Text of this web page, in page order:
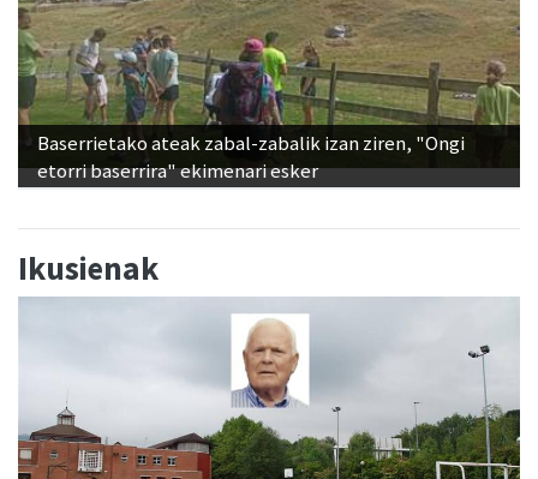
Baserrietako ateak zabal-zabalik izan ziren, "Ongi
etorri baserrira" ekimenari esker
Ikusienak